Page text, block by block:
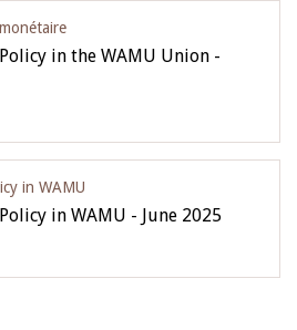
in the WAMU Union -
in WAMU
in WAMU - June 2025